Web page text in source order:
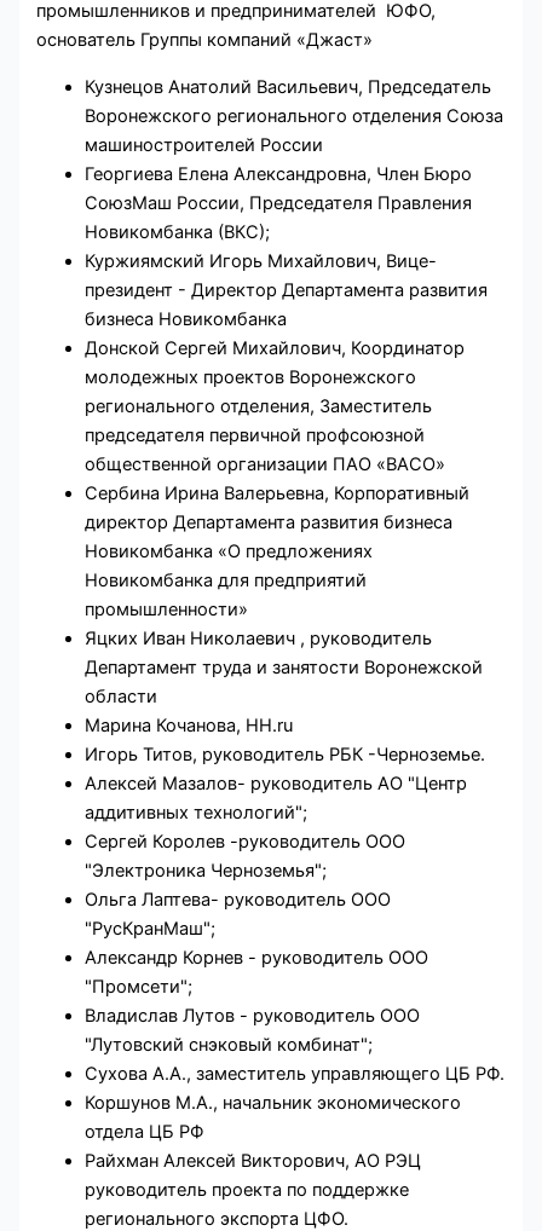
промышленников и предпринимателей ЮФО,
основатель Группы компаний «Джаст»
Кузнецов Анатолий Васильевич, Председатель
Воронежского регионального отделения Союза
машиностроителей России
Георгиева Елена Александровна, Член Бюро
СоюзМаш России, Председателя Правления
Новикомбанка (ВКС);
Куржиямский Игорь Михайлович, Вице-
президент - Директор Департамента развития
бизнеса Новикомбанка
Донской Сергей Михайлович, Координатор
молодежных проектов Воронежского
регионального отделения, Заместитель
председателя первичной профсоюзной
общественной организации ПАО «ВАСО»
Сербина Ирина Валерьевна, Корпоративный
директор Департамента развития бизнеса
Новикомбанка «О предложениях
Новикомбанка для предприятий
промышленности»
Яцких Иван Николаевич , руководитель
Департамент труда и занятости Воронежской
области
Марина Кочанова, HH.ru
Игорь Титов, руководитель РБК -Черноземье.
Алексей Мазалов- руководитель АО "Центр
аддитивных технологий";
Сергей Королев -руководитель ООО
"Электроника Черноземья";
Ольга Лаптева- руководитель ООО
"РусКранМаш";
Александр Корнев - руководитель ООО
"Промсети";
Владислав Лутов - руководитель ООО
"Лутовский снэковый комбинат";
Сухова А.А., заместитель управляющего ЦБ РФ.
Коршунов М.А., начальник экономического
отдела ЦБ РФ
Райхман Алексей Викторович, АО РЭЦ
руководитель проекта по поддержке
регионального экспорта ЦФО.